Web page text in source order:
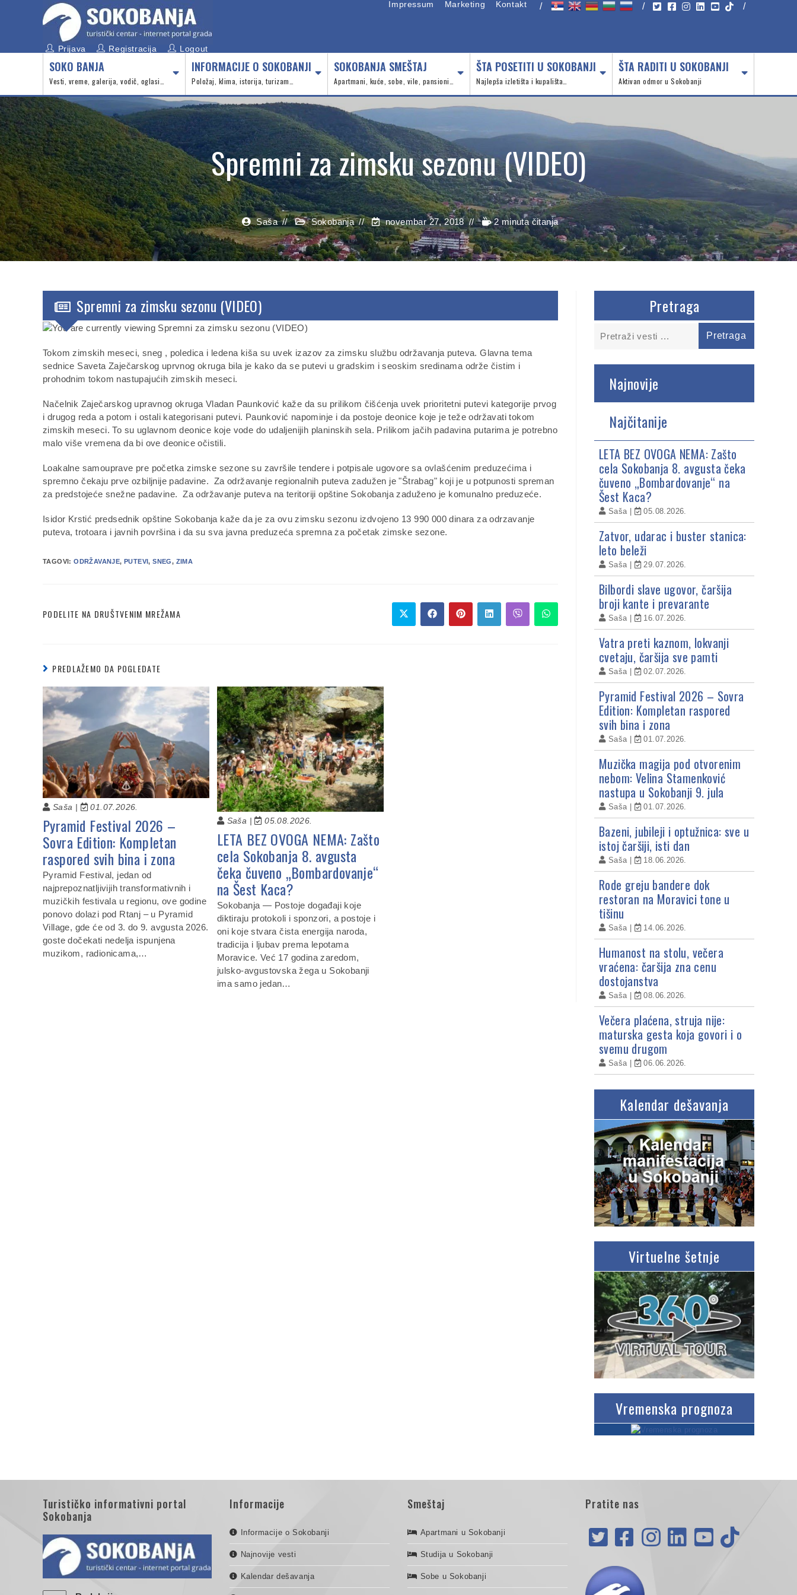
Impressum Marketing Kontakt / / /
Prijava Registracija Logout
SOKO BANJA
Vesti, vreme, galerija, vodič, oglasi…
INFORMACIJE O SOKOBANJI
Položaj, klima, istorija, turizam…
SOKOBANJA SMEŠTAJ
Apartmani, kuće, sobe, vile, pansioni…
ŠTA POSETITI U SOKOBANJI
Najlepša izletišta i kupališta…
ŠTA RADITI U SOKOBANJI
Aktivan odmor u Sokobanji
Spremni za zimsku sezonu (VIDEO)
Saša Sokobanja novembar 27, 2018 2 minuta čitanja
Spremni za zimsku sezonu (VIDEO)
Tokom zimskih meseci, sneg , poledica i ledena kiša su uvek izazov za zimsku službu održavanja puteva. Glavna tema
sednice Saveta Zaječarskog uprvnog okruga bila je kako da se putevi u gradskim i seoskim sredinama održe čistim i
prohodnim tokom nastupajućih zimskih meseci.
Načelnik Zaječarskog upravnog okruga Vladan Paunković kaže da su prilikom čišćenja uvek prioritetni putevi kategorije prvog
i drugog reda a potom i ostali kategorisani putevi. Paunković napominje i da postoje deonice koje je teže održavati tokom
zimskih meseci. To su uglavnom deonice koje vode do udaljenijih planinskih sela. Prilikom jačih padavina putarima je potrebno
malo više vremena da bi ove deonice očistili.
Loakalne samouprave pre početka zimske sezone su završile tendere i potpisale ugovore sa ovlašćenim preduzećima i
spremno čekaju prve ozbiljnije padavine. Za održavanje regionalnih puteva zadužen je "Štrabag" koji je u potpunosti spreman
za predstojeće snežne padavine. Za održavanje puteva na teritoriji opštine Sokobanja zaduženo je komunalno preduzeće.
Isidor Krstić predsednik opštine Sokobanja kaže da je za ovu zimsku sezonu izdvojeno 13 990 000 dinara za odrzavanje
puteva, trotoara i javnih površina i da su sva javna preduzeća spremna za početak zimske sezone.
TAGOVI:ODRŽAVANJE, PUTEVI, SNEG, ZIMA
PODELITE NA DRUŠTVENIM MREŽAMA
PREDLAŽEMO DA POGLEDATE
Saša | 01.07.2026.
Pyramid Festival 2026 –
Sovra Edition: Kompletan
raspored svih bina i zona
Pyramid Festival, jedan od
najprepoznatljivijih transformativnih i
muzičkih festivala u regionu, ove godine
ponovo dolazi pod Rtanj – u Pyramid
Village, gde će od 3. do 9. avgusta 2026.
goste dočekati nedelja ispunjena
muzikom, radionicama,…
Saša | 05.08.2026.
LETA BEZ OVOGA NEMA: Zašto
cela Sokobanja 8. avgusta
čeka čuveno „Bombardovanje“
na Šest Kaca?
Sokobanja — Postoje događaji koje
diktiraju protokoli i sponzori, a postoje i
oni koje stvara čista energija naroda,
tradicija i ljubav prema lepotama
Moravice. Već 17 godina zaredom,
julsko-avgustovska žega u Sokobanji
ima samo jedan…
Pretraga
Najnovije
Najčitanije
LETA BEZ OVOGA NEMA: Zašto
cela Sokobanja 8. avgusta čeka
čuveno „Bombardovanje“ na
Šest Kaca?
Saša 05.08.2026.
Zatvor, udarac i buster stanica:
leto beleži
Saša 29.07.2026.
Bilbordi slave ugovor, čaršija
broji kante i prevarante
Saša 16.07.2026.
Vatra preti kaznom, lokvanji
cvetaju, čaršija sve pamti
Saša 02.07.2026.
Pyramid Festival 2026 – Sovra
Edition: Kompletan raspored
svih bina i zona
Saša 01.07.2026.
Muzička magija pod otvorenim
nebom: Velina Stamenković
nastupa u Sokobanji 9. jula
Saša 01.07.2026.
Bazeni, jubileji i optužnica: sve u
istoj čaršiji, isti dan
Saša 18.06.2026.
Rode greju bandere dok
restoran na Moravici tone u
tišinu
Saša 14.06.2026.
Humanost na stolu, večera
vraćena: čaršija zna cenu
dostojanstva
Saša 08.06.2026.
Večera plaćena, struja nije:
maturska gesta koja govori i o
svemu drugom
Saša 06.06.2026.
Kalendar dešavanja
Virtuelne šetnje
Vremenska prognoza
Turističko informativni portal
Sokobanja
Informacije
Informacije o Sokobanji
Najnovije vesti
Kalendar dešavanja
Smeštaj
Apartmani u Sokobanji
Studija u Sokobanji
Sobe u Sokobanji
Pratite nas